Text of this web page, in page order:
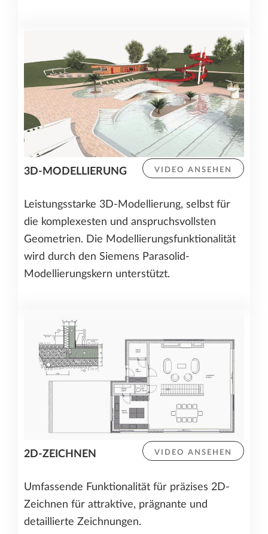
VIDEO ANSEHEN
3D-MODELLIERUNG
Leistungsstarke 3D-Modellierung, selbst für
die komplexesten und anspruchsvollsten
Geometrien. Die Modellierungsfunktionalität
wird durch den Siemens Parasolid-
Modellierungskern unterstützt.
VIDEO ANSEHEN
2D-ZEICHNEN
Umfassende Funktionalität für präzises 2D-
Zeichnen für attraktive, prägnante und
detaillierte Zeichnungen.